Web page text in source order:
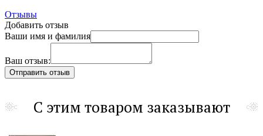
Отзывы
Добавить отзыв
Ваши имя и фамилия
Ваш отзыв:
С этим товаром заказывают